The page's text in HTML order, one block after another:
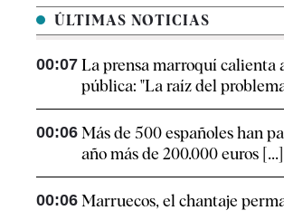
ÚLTIMAS NOTICIAS
00:07 La prensa marroquí calienta
pública: "La raíz del
00:06 Más de 500 españoles han
año más de 200.000 euros [...]
00:06 Marruecos, el chantaje